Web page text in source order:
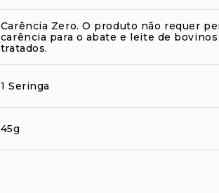
Carência Zero. O produto não requer
carência para o abate e leite de bovinos
tratados.
1 Seringa
45g